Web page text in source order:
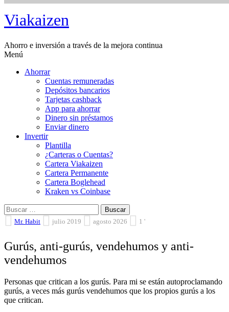
Saltar
al
Viakaizen
Ahorro e inversión a través de la mejora continua
Menú
Ahorrar
Cuentas remuneradas
Depósitos bancarios
Tarjetas cashback
App para ahorrar
Dinero sin préstamos
Enviar dinero
Invertir
Plantilla
¿Carteras o Cuentas?
Cartera Viakaizen
Cartera Permanente
Cartera Boglehead
Kraken vs Coinbase
Buscar:
Mr. Habit julio 2019 agosto 2026 1 '
Gurús, anti-gurús, vendehumos y anti-
vendehumos
Personas que critican a los gurús. Para mi se están autoproclamando
gurús, a veces más gurús vendehumos que los propios gurús a los
que critican.